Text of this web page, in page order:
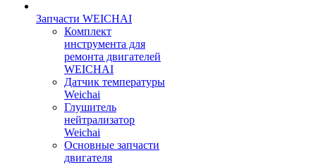
Запчасти WEICHAI
Комплект
инструмента для
ремонта двигателей
WEICHAI
Датчик температуры
Weichai
Глушитель
нейтрализатор
Weichai
Основные запчасти
двигателя